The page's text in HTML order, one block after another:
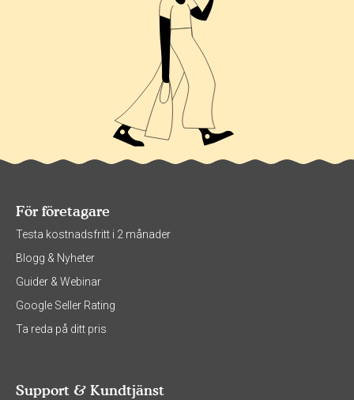
För företagare
Testa kostnadsfritt i 2 månader
Blogg & Nyheter
Guider & Webinar
Google Seller Rating
Ta reda på ditt pris
Support & Kundtjänst